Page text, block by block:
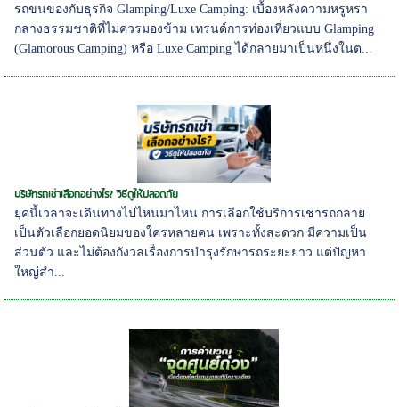
รถขนของกับธุรกิจ Glamping/Luxe Camping: เบื้องหลังความหรูหรา
กลางธรรมชาติที่ไม่ควรมองข้าม เทรนด์การท่องเที่ยวแบบ Glamping
(Glamorous Camping) หรือ Luxe Camping ได้กลายมาเป็นหนึ่งในต...
บริษัทรถเช่าเลือกอย่างไร? วิธีดูให้ปลอดภัย
ยุคนี้เวลาจะเดินทางไปไหนมาไหน การเลือกใช้บริการเช่ารถกลาย
เป็นตัวเลือกยอดนิยมของใครหลายคน เพราะทั้งสะดวก มีความเป็น
ส่วนตัว และไม่ต้องกังวลเรื่องการบำรุงรักษารถระยะยาว แต่ปัญหา
ใหญ่สำ...